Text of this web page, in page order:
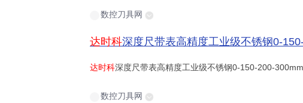
数控刀具网
达时科深度尺带表高精度工业级不锈钢0-150-200-300mm卡尺
达时科深度尺带表高精度工业级不锈钢0-150-200-
数控刀具网